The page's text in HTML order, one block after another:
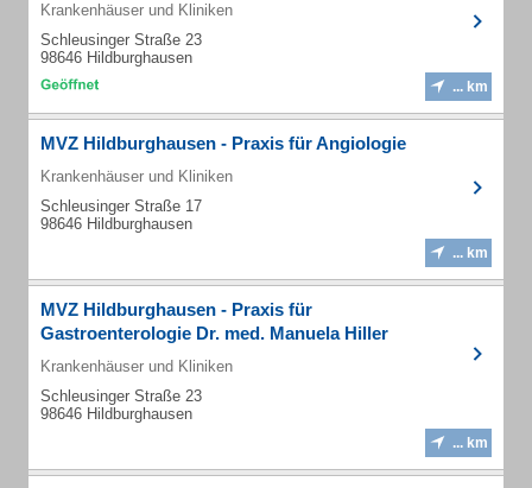
Krankenhäuser und Kliniken
Schleusinger Straße 23
98646 Hildburghausen
... km
MVZ Hildburghausen - Praxis für Angiologie
Krankenhäuser und Kliniken
Schleusinger Straße 17
98646 Hildburghausen
... km
MVZ Hildburghausen - Praxis für
Gastroenterologie Dr. med. Manuela Hiller
Krankenhäuser und Kliniken
Schleusinger Straße 23
98646 Hildburghausen
... km